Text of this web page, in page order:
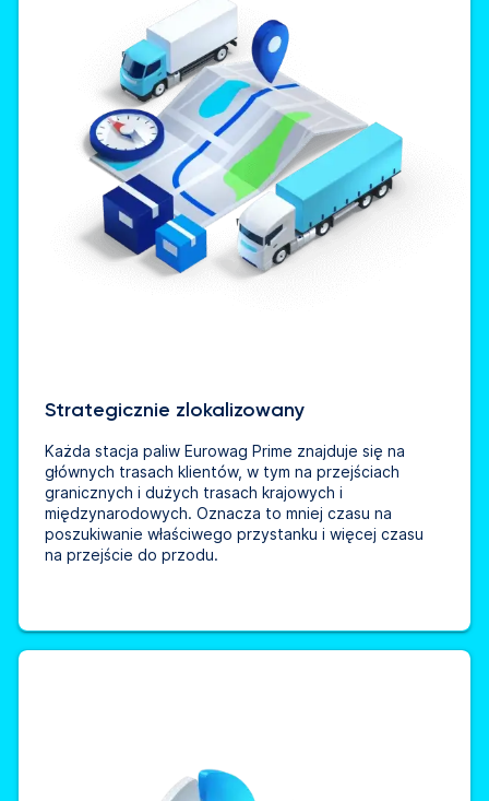
Strategicznie zlokalizowany
Każda stacja paliw Eurowag Prime znajduje się na
głównych trasach klientów, w tym na przejściach
granicznych i dużych trasach krajowych i
międzynarodowych. Oznacza to mniej czasu na
poszukiwanie właściwego przystanku i więcej czasu
na przejście do przodu.